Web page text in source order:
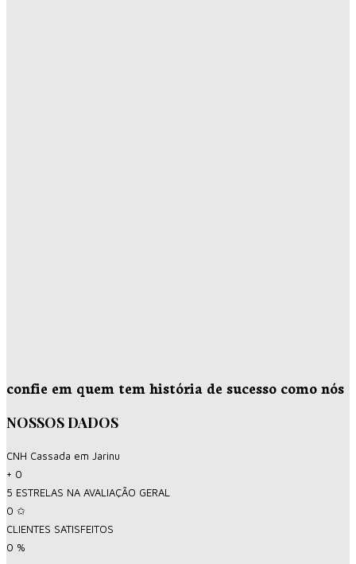
confie em quem tem história de sucesso como nós
NOSSOS DADOS
CNH Cassada em Jarinu
+ 0
5 ESTRELAS NA AVALIAÇÃO GERAL
0 ✩
CLIENTES SATISFEITOS
0 %